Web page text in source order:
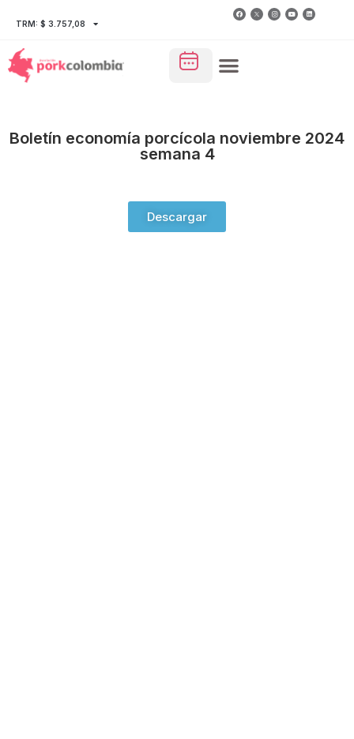
TRM: $ 3.757,08
Boletín economía porcícola noviembre 2024
semana 4
Descargar